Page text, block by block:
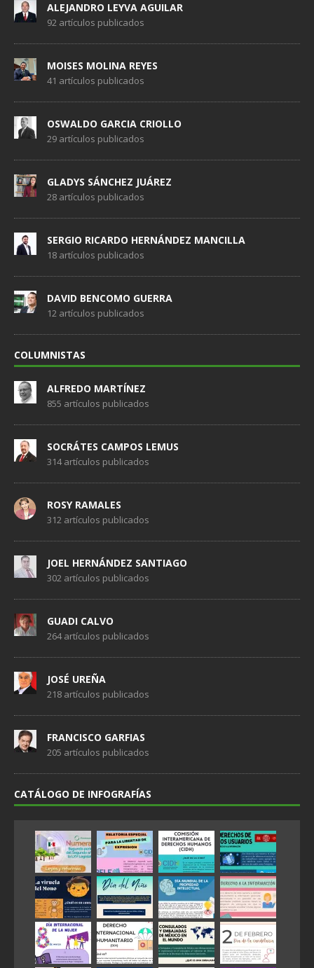
ALEJANDRO LEYVA AGUILAR
92 artículos publicados
MOISES MOLINA REYES
41 artículos publicados
OSWALDO GARCIA CRIOLLO
29 artículos publicados
GLADYS SÁNCHEZ JUÁREZ
28 artículos publicados
SERGIO RICARDO HERNÁNDEZ MANCILLA
18 artículos publicados
DAVID BENCOMO GUERRA
12 artículos publicados
COLUMNISTAS
ALFREDO MARTÍNEZ
855 artículos publicados
SOCRÁTES CAMPOS LEMUS
314 artículos publicados
ROSY RAMALES
312 artículos publicados
JOEL HERNÁNDEZ SANTIAGO
302 artículos publicados
GUADI CALVO
264 artículos publicados
JOSÉ UREÑA
218 artículos publicados
FRANCISCO GARFIAS
205 artículos publicados
CATÁLOGO DE INFOGRAFÍAS